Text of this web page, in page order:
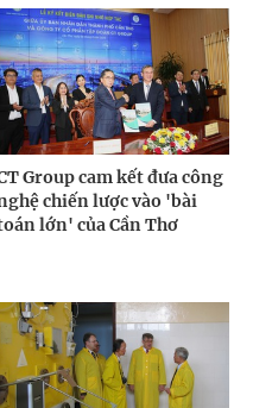
Group cam kết đưa công
chiến lược vào 'bài
lớn' của Cần Thơ